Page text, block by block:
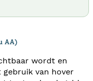
AA)
wordt en
van hover